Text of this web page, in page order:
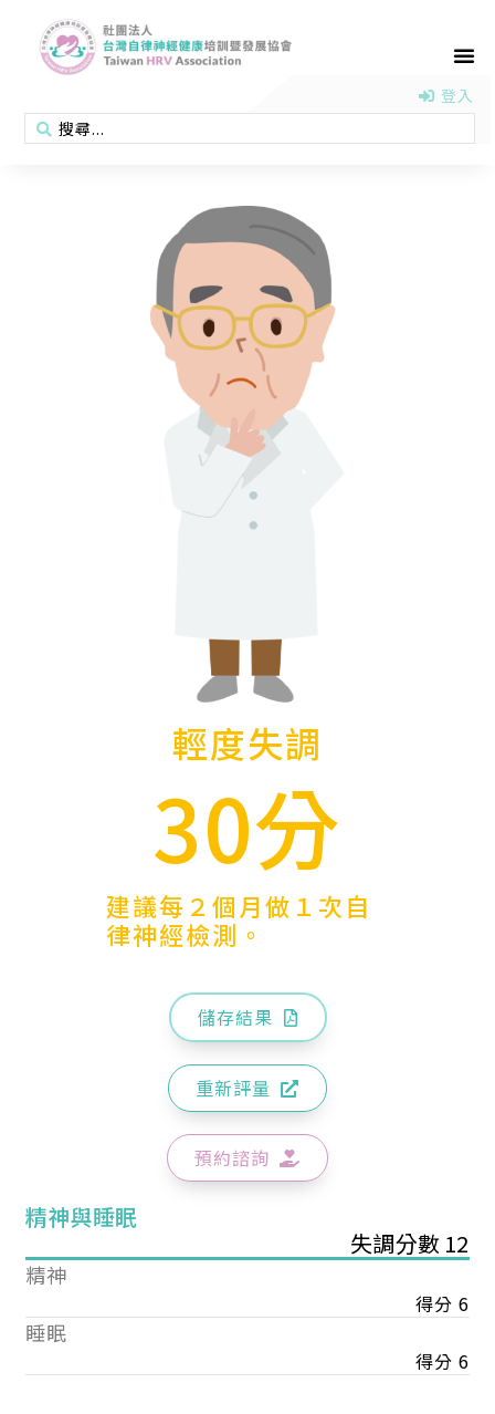
登入
輕度失調
30分
建議每２個月做１次自
律神經檢測。
儲存結果
重新評量
預約諮詢
精神與睡眠
失調分數 12
精神
得分 6
睡眠
得分 6